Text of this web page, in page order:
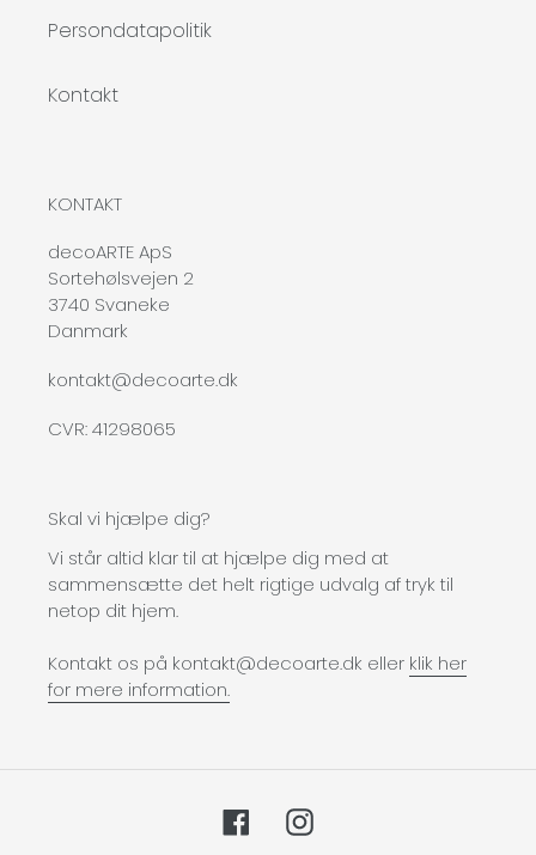
Persondatapolitik
Kontakt
KONTAKT
decoARTE ApS
Sortehølsvejen 2
3740 Svaneke
Danmark
kontakt@decoarte.dk
CVR: 41298065
Skal vi hjælpe dig?
Vi står altid klar til at hjælpe dig med at
sammensætte det helt rigtige udvalg af tryk til
netop dit hjem.
Kontakt os på kontakt@decoarte.dk eller klik her
for mere information.
FacebookInstagram